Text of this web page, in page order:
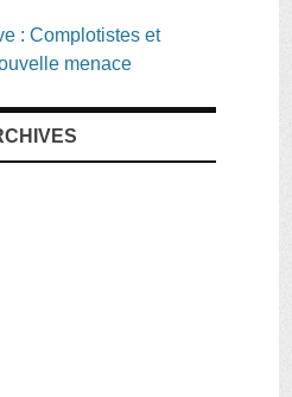
: Complotistes et
menace